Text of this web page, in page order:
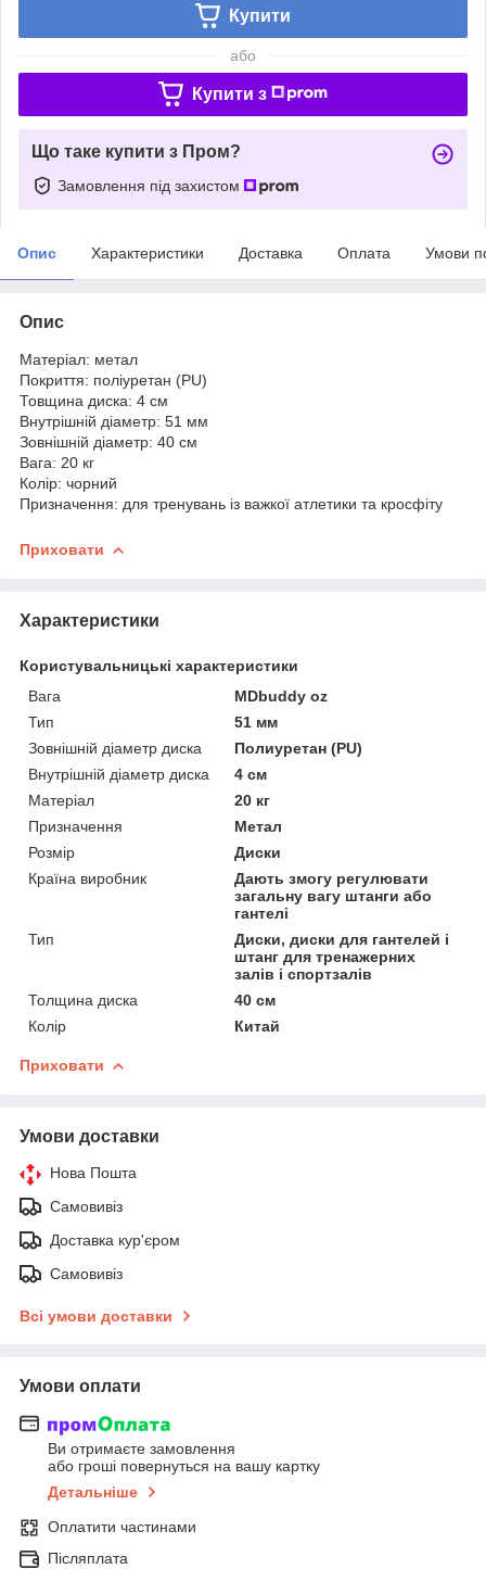
Купити
або
Купити з
Що таке купити з Пром?
Замовлення під захистом
Опис Характеристики Доставка Оплата Умови
Опис
Матеріал: метал
Покриття: поліуретан (PU)
Товщина диска: 4 см
Внутрішній діаметр: 51 мм
Зовнішній діаметр: 40 см
Вага: 20 кг
Колір: чорний
Призначення: для тренувань із важкої атлетики та кросфіту
Приховати
Характеристики
Користувальницькі характеристики
Вага
MDbuddy oz
Тип
51 мм
Зовнішній діаметр диска
Полиуретан (PU)
Внутрішній діаметр диска
4 см
Матеріал
20 кг
Призначення
Метал
Розмір
Диски
Країна виробник
Дають змогу регулювати
загальну вагу штанги або
гантелі
Тип
Диски, диски для гантелей і
штанг для тренажерних
залів і спортзалів
Толщина диска
40 см
Колір
Китай
Приховати
Умови доставки
Нова Пошта
Самовивіз
Доставка кур'єром
Самовивіз
Всі умови доставки
Умови оплати
Ви отримаєте замовлення
або гроші повернуться на вашу картку
Детальніше
Оплатити частинами
Післяплата